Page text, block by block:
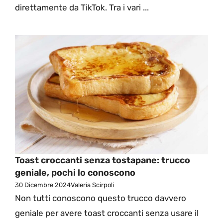
direttamente da TikTok. Tra i vari ...
Toast croccanti senza tostapane: trucco
geniale, pochi lo conoscono
30 Dicembre 2024Valeria Scirpoli
Non tutti conoscono questo trucco davvero
geniale per avere toast croccanti senza usare il